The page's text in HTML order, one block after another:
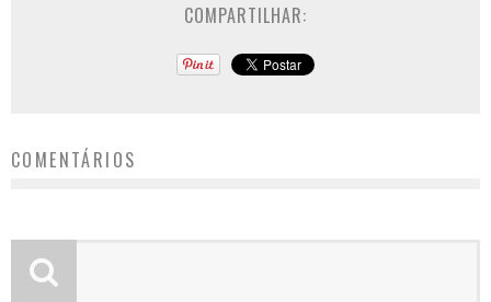
COMPARTILHAR:
COMENTÁRIOS